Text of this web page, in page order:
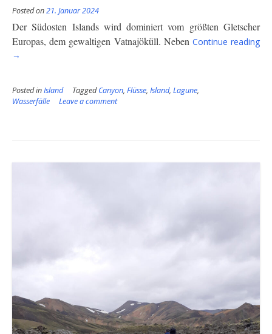
Posted on21. Januar 2024
Der Südosten Islands wird dominiert vom größten Gletscher
Europas, dem gewaltigen Vatnajöküll. Neben Continue reading
→
Posted inIsland TaggedCanyon, Flüsse, Island, Lagune,
Wasserfälle
Leave a comment